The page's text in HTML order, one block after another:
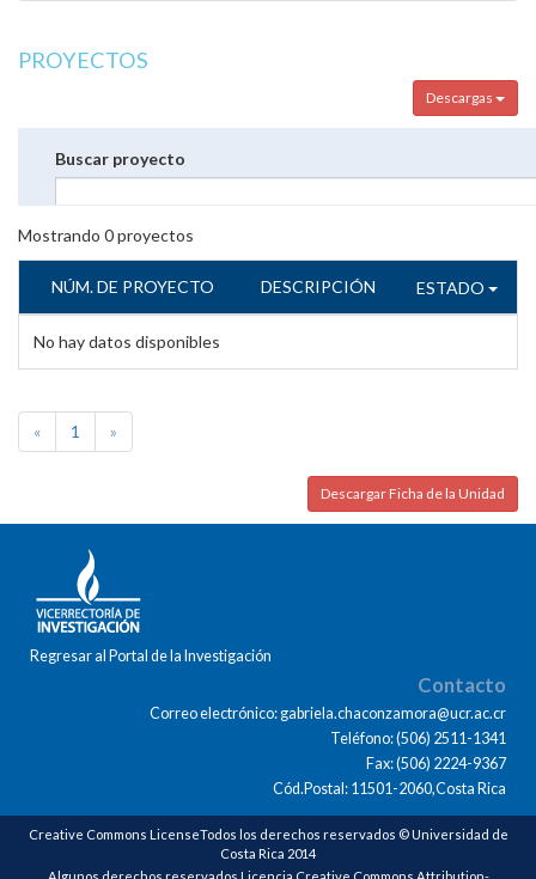
PROYECTOS
Descargas
Buscar proyecto
Mostrando 0proyectos
NÚM. DE PROYECTO DESCRIPCIÓN ESTADO
No hay datos disponibles
« 1 »
Descargar Ficha de la Unidad
Regresar al Portal de la Investigación
Contacto
Correo electrónico: gabriela.chaconzamora@ucr.ac.cr
Teléfono: (506) 2511-1341
Fax: (506) 2224-9367
Cód.Postal: 11501-2060,Costa Rica
Creative Commons LicenseTodos los derechos reservados © Universidad de
Costa Rica 2014